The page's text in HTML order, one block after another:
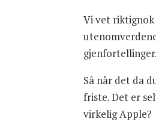
Vi vet riktignok
gjenfortellinger.
Så når det da
friste. Det er
virkelig Apple?